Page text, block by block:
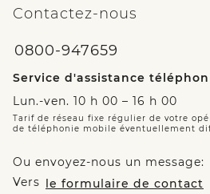
Contactez-nous
0800-947659
Service d'assistance
Lun.-ven. 10 h 00 – 16 h 00
Tarif de réseau fixe régulier de votre
de téléphonie mobile éventuellement
Ou envoyez-nous un message:
Vers le formulaire de contact